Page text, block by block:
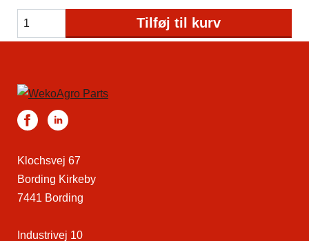
Tilføj til kurv
Klochsvej 67
Bording Kirkeby
7441 Bording
Industrivej 10